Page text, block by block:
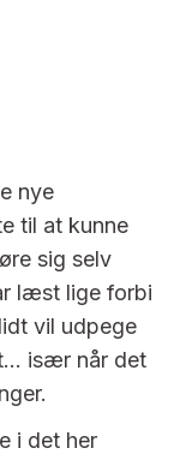
nye
til at kunne
sig selv
læst lige forbi
vil udpege
især når det
i det her